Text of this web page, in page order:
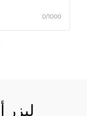
0/1000